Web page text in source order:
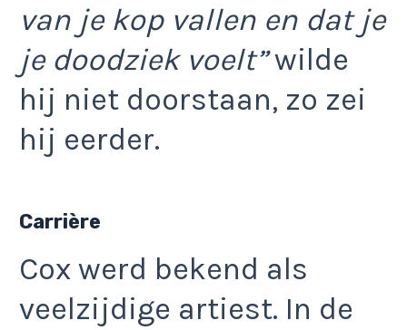
van je kop vallen en dat je
je doodziek voelt”wilde
hij niet doorstaan, zo zei
hij eerder.
Carrière
Cox werd bekend als
veelzijdige artiest. In de